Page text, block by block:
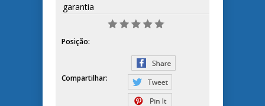
garantia
Posição:
Compartilhar: